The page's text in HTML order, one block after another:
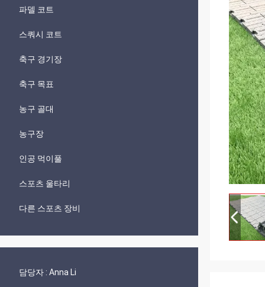
파델 코트
스쿼시 코트
축구 경기장
축구 목표
농구 골대
농구장
인공 먹이풀
스포츠 울타리
다른 스포츠 장비
담당자 : Anna Li